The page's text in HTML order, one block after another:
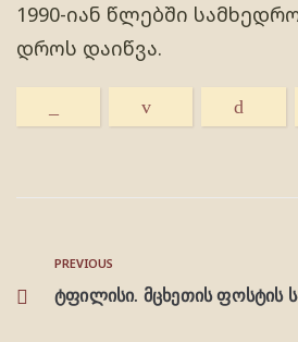
1990-იან წლებში
დროს დაიწვა.
PREVIOUS
ტფილისი. მცხეთის ფოსტის